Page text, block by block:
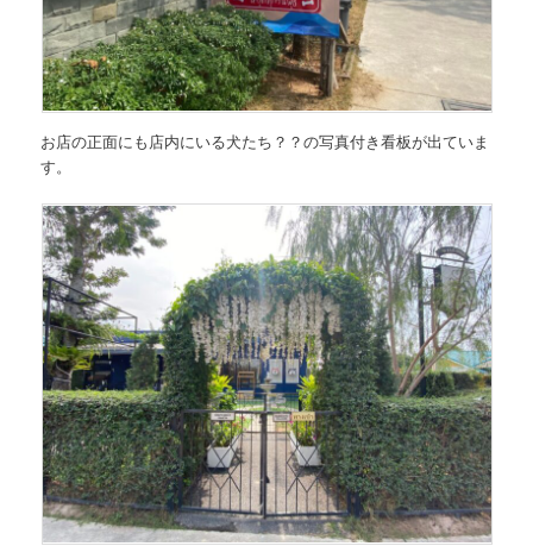
お店の正面にも店内にいる犬たち？？の写真付き看板が出ていま
す。